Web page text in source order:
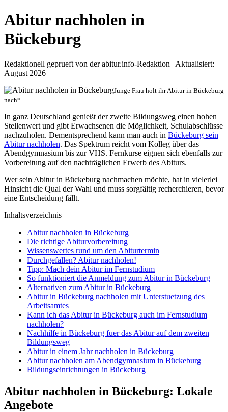
Abitur nachholen in
Bückeburg
Redaktionell geprueft von der abitur.info-Redaktion | Aktualisiert:
August 2026
Junge Frau holt ihr Abitur in Bückeburg
nach*
In ganz Deutschland genießt der zweite Bildungsweg einen hohen
Stellenwert und gibt Erwachsenen die Möglichkeit, Schulabschlüsse
nachzuholen. Dementsprechend kann man auch in Bückeburg sein
Abitur nachholen. Das Spektrum reicht vom Kolleg über das
Abendgymnasium bis zur VHS. Fernkurse eignen sich ebenfalls zur
Vorbereitung auf den nachträglichen Erwerb des Abiturs.
Wer sein Abitur in Bückeburg nachmachen möchte, hat in vielerlei
Hinsicht die Qual der Wahl und muss sorgfältig recherchieren, bevor
eine Entscheidung fällt.
Inhaltsverzeichnis
Abitur nachholen in Bückeburg
Die richtige Abiturvorbereitung
Wissenswertes rund um den Abiturtermin
Durchgefallen? Abitur nachholen!
Tipp: Mach dein Abitur im Fernstudium
So funktioniert die Anmeldung zum Abitur in Bückeburg
Alternativen zum Abitur in Bückeburg
Abitur in Bückeburg nachholen mit Unterstuetzung des
Arbeitsamtes
Kann ich das Abitur in Bückeburg auch im Fernstudium
nachholen?
Nachhilfe in Bückeburg fuer das Abitur auf dem zweiten
Bildungsweg
Abitur in einem Jahr nachholen in Bückeburg
Abitur nachholen am Abendgymnasium in Bückeburg
Bildungseinrichtungen in Bückeburg
Abitur nachholen in Bückeburg: Lokale
Angebote